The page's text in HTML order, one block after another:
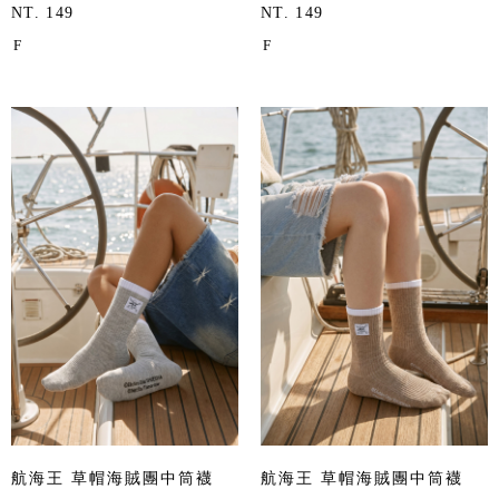
NT. 149
F
NT. 149
F
航海王 草帽海賊團中筒襪
航海王 草帽海賊團中筒襪